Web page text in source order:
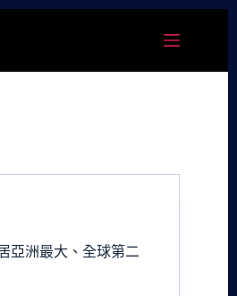
亞洲最大、全球第二